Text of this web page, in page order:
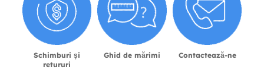
Schimburi și
retururi
Ghid de mărimi Contactează-ne